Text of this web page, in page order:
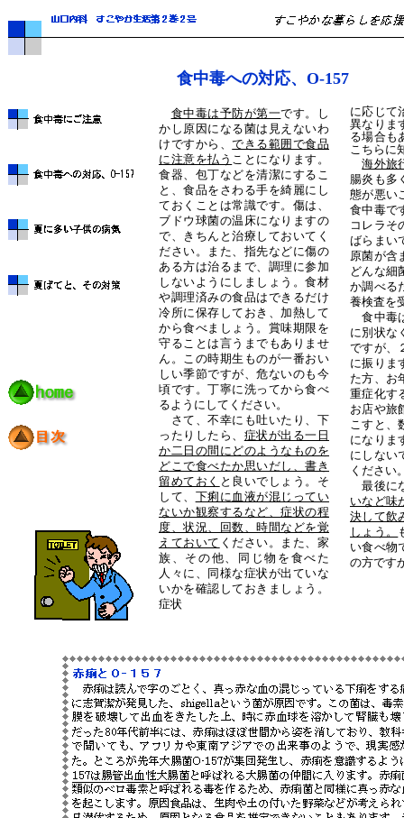
食中毒への対応、O-157
食中毒は予防が第一です。し
かし原因になる菌は見えないわ
けですから、できる範囲で食品
に注意を払う ことになります。
食器、包丁などを清潔にするこ
と、食品をさわる手を綺麗にし
ておくことは常識です。傷は、
ブドウ球菌の温床になりますの
で、きちんと治療しておいてく
ださい。また、指先などに傷の
ある方は治るまで、調理に参加
しないようにしましょう。食材
や調理済みの食品はできるだけ
冷所に保存しておき、加熱して
から食べましょう。賞味期限を
守ることは言うまでもありませ
ん。この時期生ものが一番おい
しい季節ですが、危ないのも今
頃です。丁寧に洗ってから食べ
るようにしてください。
さて、不幸にも吐いたり、下
ったりしたら、 症状が出る一日
か二日の間にどのようなものを
どこで食べたか思いだし、書き
留めておく と良いでしょう。そ
して、 下痢に血液が混じってい
ないか観察するなど、症状の程
度、状況、回数、時間などを覚
えておいて ください。また、家
族、その他、同じ物を食べた
人々に、同様な症状が出ていな
いかを確認しておきましょう。
症状
に応じて
異なりま
る場合も
こちらに
海外旅
腸炎も多
態が悪い
食中毒で
コレラそ
ばらまい
原菌が含
どんな細
か調べる
養検査を
食中毒
に別状な
ですが、
に振りま
た方、お
重症化す
お店や旅
こすと、
になりま
にしない
くださ
最後に
いなど味
決して飲
しょう。
い食べ物
の方です